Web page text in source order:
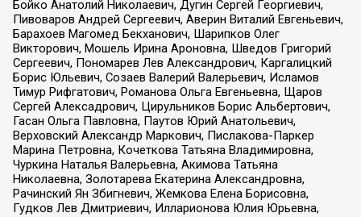
Бойко Анатолий Николаевич, Дугин Сергей Георгиевич,
Пивоваров Андрей Сергеевич, Аверин Виталий Евгеньевич,
Барахоев Магомед Бекханович, Шарипков Олег
Викторович, Мошель Ирина Ароновна, Шведов Григорий
Сергеевич, Пономарев Лев Александрович, Каргалицкий
Борис Юльевич, Созаев Валерий Валерьевич, Исламов
Тимур Рифгатович, Романова Ольга Евгеньевна, Щаров
Сергей Алексадрович, Цирульников Борис Альбертович,
Гасан Ольга Павловна, Паутов Юрий Анатольевич,
Верховский Александр Маркович, Пислакова-Паркер
Марина Петровна, Кочеткова Татьяна Владимировна,
Чуркина Наталья Валерьевна, Акимова Татьяна
Николаевна, Золотарева Екатерина Александровна,
Рачинский Ян Збигневич, Жемкова Елена Борисовна,
Гудков Лев Дмитриевич, Илларионова Юлия Юрьевна,